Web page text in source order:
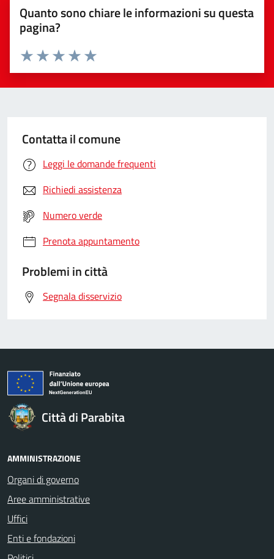
Quanto sono chiare le informazioni su questa
pagina?
Valuta da 1 a 5 stelle la pagina
Valuta 5 stelle su 5
Valuta 4 stelle su 5
Valuta 3 stelle su 5
Valuta 2 stelle su 5
Valuta 1 stelle su 5
Contatta il comune
Leggi le domande frequenti
Richiedi assistenza
Numero verde
Prenota appuntamento
Problemi in città
Segnala disservizio
Città di Parabita
AMMINISTRAZIONE
Organi di governo
Aree amministrative
Uffici
Enti e fondazioni